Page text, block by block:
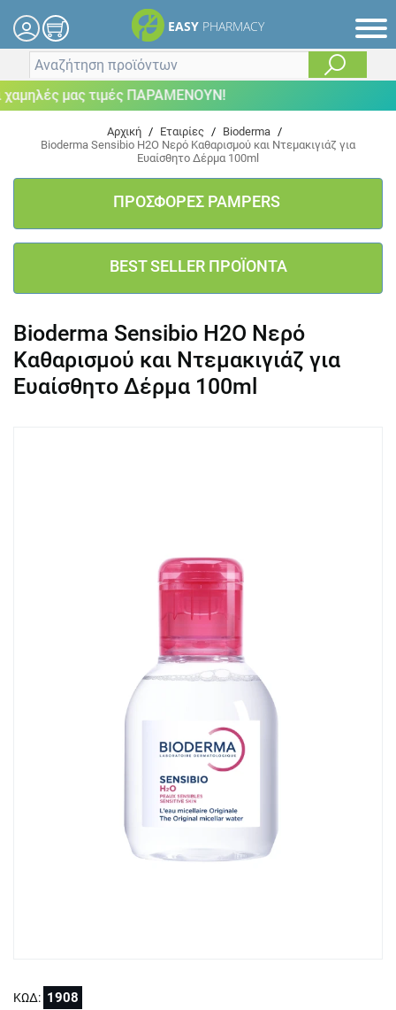
EASY PHARMACY
μας τιμές ΠΑΡΑΜΕΝΟΥΝ!
Αρχική / Εταιρίες / Bioderma /
Bioderma Sensibio H2O Νερό Καθαρισμού και Ντεμακιγιάζ για
Ευαίσθητο Δέρμα 100ml
ΠΡΟΣΦΟΡΕΣ PAMPERS
BEST SELLER ΠΡΟΪΟΝΤΑ
Bioderma Sensibio H2O Νερό
Καθαρισμού και Ντεμακιγιάζ για
Ευαίσθητο Δέρμα 100ml
ΚΩΔ: 1908